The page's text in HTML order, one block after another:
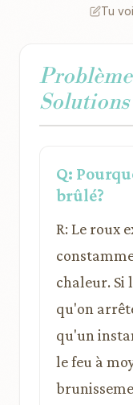
Tu
Solutions
Q:
brûlé?
R: Le roux
chaleur. Si
qu'on
qu'un
le feu à